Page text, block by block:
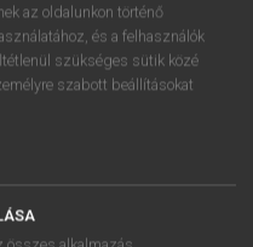
az oldalunkon történő
és a felhasználók
szükséges sütik közé
szabott beállításokat